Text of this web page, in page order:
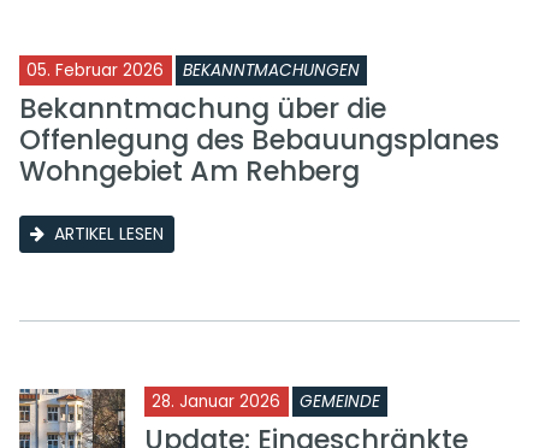
05. Februar 2026 BEKANNTMACHUNGEN
Bekanntmachung über die
Offenlegung des Bebauungsplanes
Wohngebiet Am Rehberg
ARTIKEL LESEN
28. Januar 2026 GEMEINDE
Update: Eingeschränkte